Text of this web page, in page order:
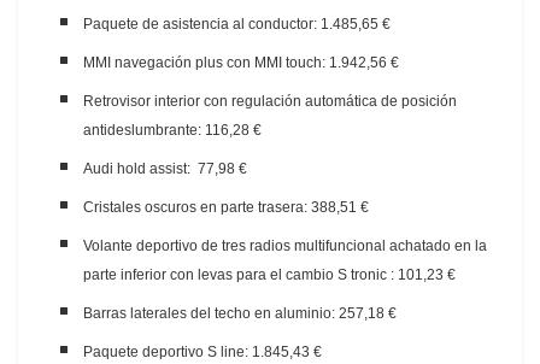
Paquete de asistencia al conductor: 1.485,65 €
MMI navegación plus con MMI touch: 1.942,56 €
Retrovisor interior con regulación automática de posición
antideslumbrante: 116,28 €
Audi hold assist: 77,98 €
Cristales oscuros en parte trasera: 388,51 €
Volante deportivo de tres radios multifuncional achatado en la
parte inferior con levas para el cambio S tronic : 101,23 €
Barras laterales del techo en aluminio: 257,18 €
Paquete deportivo S line: 1.845,43 €